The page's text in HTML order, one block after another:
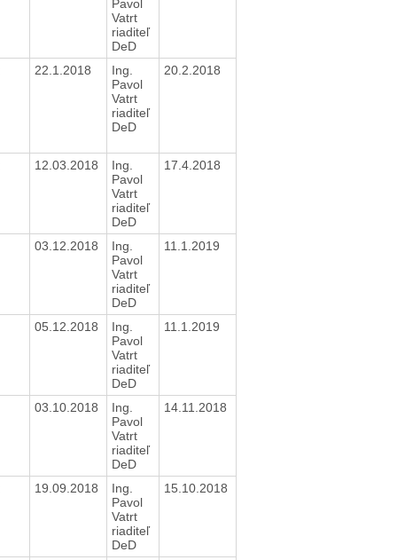
Pavol
Vatrt
riaditeľ
DeD
22.1.2018
Ing.
Pavol
Vatrt
riaditeľ
DeD
20.2.2018
12.03.2018
Ing.
Pavol
Vatrt
riaditeľ
DeD
17.4.2018
03.12.2018
Ing.
Pavol
Vatrt
riaditeľ
DeD
11.1.2019
05.12.2018
Ing.
Pavol
Vatrt
riaditeľ
DeD
11.1.2019
03.10.2018
Ing.
Pavol
Vatrt
riaditeľ
DeD
14.11.2018
19.09.2018
Ing.
Pavol
Vatrt
riaditeľ
DeD
15.10.2018